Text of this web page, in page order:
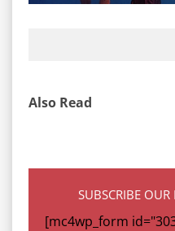
Also Read
SUBSCRIBE OUR
[mc4wp_form